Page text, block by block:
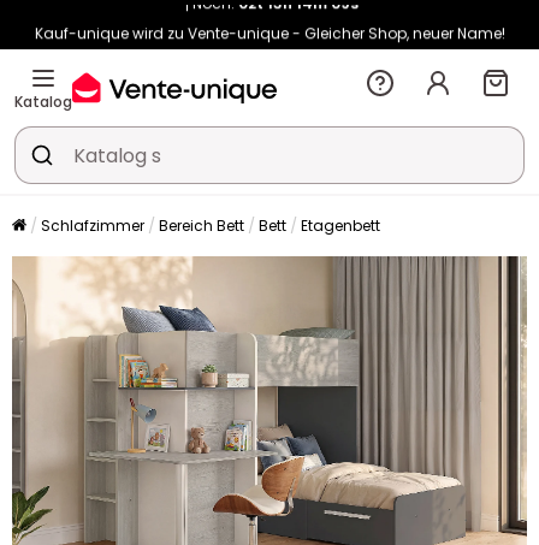
Kauf-unique wird zu Vente-unique - Gleicher Shop, neuer Name!
-10% ab €400 mitHEAT10auf Vente-unique-Produkte
Noch:
Katalog
Schlafzimmer Bereich Bett Bett Etagenbett